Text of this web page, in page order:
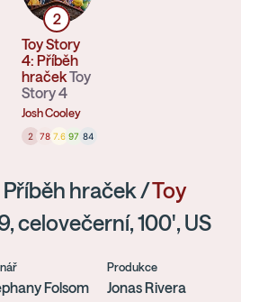
2
Toy Story
4: Příběh
hračekToy
Story 4
Josh Cooley
2 78 7.6 97 84
Příběh hraček /Toy
celovečerní, 100', US
Folsom
Produkce
Jonas Rivera